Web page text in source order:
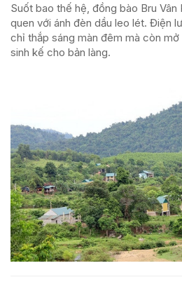
Suốt bao thế hệ, đồng bào Bru Vân
quen với ánh đèn dầu leo lét. Điện
chỉ thắp sáng màn đêm mà còn
sinh kế cho bản làng.